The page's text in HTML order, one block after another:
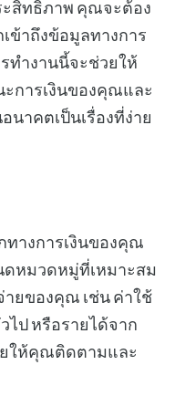
สิทธิภาพ คุณจะต้อง
ข้าถึงข้อมูลทางการ
ทำงานนี้จะช่วยให้
การเงินของคุณและ
นาคตเป็นเรื่องที่ง่าย
างการเงินของคุณ
หมวดหมู่ที่เหมาะสม
ายของคุณ เช่น ค่าใช้
ไป หรือรายได้จาก
ให้คุณติดตามและ